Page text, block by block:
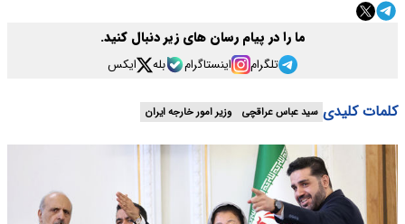
ما را در پیام رسان های زیر دنبال کنید.
تلگرام اینستاگرام بله ایکس
کلمات کلیدی سید عباس عراقچی وزیر امور خارجه ایران